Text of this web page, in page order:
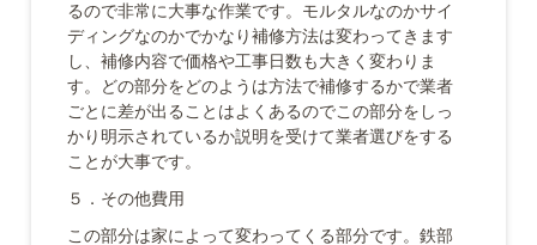
るので非常に大事な作業です。モルタルなのかサイ
ディングなのかでかなり補修方法は変わってきます
し、補修内容で価格や工事日数も大きく変わりま
す。どの部分をどのようは方法で補修するかで業者
ごとに差が出ることはよくあるのでこの部分をしっ
かり明示されているか説明を受けて業者選びをする
ことが大事です。
５．その他費用
この部分は家によって変わってくる部分です。鉄部